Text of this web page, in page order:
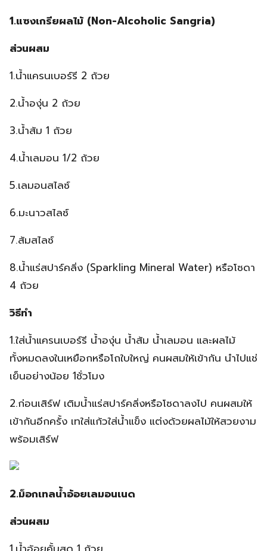
1.แซงเกรียผลไม้ (Non-Alcoholic Sangria)
ส่วนผสม
1.น้ำแครนเบอร์รี 2 ถ้วย
2.น้ำองุ่น 2 ถ้วย
3.น้ำส้ม 1 ถ้วย
4.น้ำเลมอน 1/2 ถ้วย
5.เลมอนสไลซ์
6.มะนาวสไลซ์
7.ส้มสไลซ์
8.น้ำแร่สปาร์คลิ่ง (Sparkling Mineral Water) หรือโซดา
4 ถ้วย
วิธีทำ
1.ใส่น้ำแครนเบอร์รี น้ำองุ่น น้ำส้ม น้ำเลมอน และผลไม้
ทั้งหมดลงในเหยือกหรือโถใบใหญ่ คนผสมให้เข้ากัน นำไปแช่
เย็นอย่างน้อย 1ชั่วโมง
2.ก่อนเสิร์ฟ เติมน้ำแร่สปาร์คลิ่งหรือโซดาลงไป คนผสมให้
เข้ากันอีกครั้ง เทใส่แก้วใส่น้ำแข็ง แต่งด้วยผลไม้ให้สวยงาม
พร้อมเสิร์ฟ
2.ม็อกเทลน้ำอ้อยเลมอนเนด
ส่วนผสม